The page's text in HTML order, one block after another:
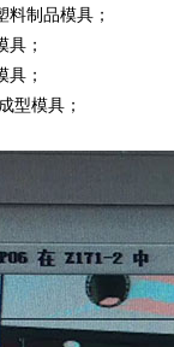
制品模具；
；
；
型模具；